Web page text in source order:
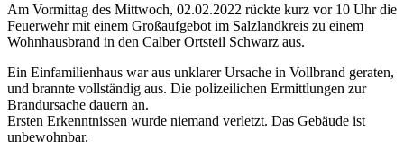
Am Vormittag des Mittwoch, 02.02.2022 rückte kurz vor 10 Uhr die
Feuerwehr mit einem Großaufgebot im Salzlandkreis zu einem
Wohnhausbrand in den Calber Ortsteil Schwarz aus.
Ein Einfamilienhaus war aus unklarer Ursache in Vollbrand geraten,
und brannte vollständig aus. Die polizeilichen Ermittlungen zur
Brandursache dauern an.
Ersten Erkenntnissen wurde niemand verletzt. Das Gebäude ist
unbewohnbar.